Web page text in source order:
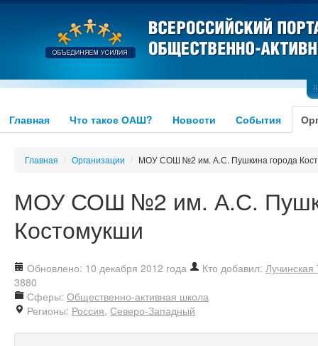
Главная Что такое ОАШ? Новости События
Главная / Организации / МОУ СОШ №2 им. А.С. Пушкина города
МОУ СОШ №2 им. А.С.
Костомукши
Обновлено: 10 декабря 2012 года Кто добавил: Лучинская
3880
Сферы: Общественно-активная школа
Регионы: Россия, Северо-Западный